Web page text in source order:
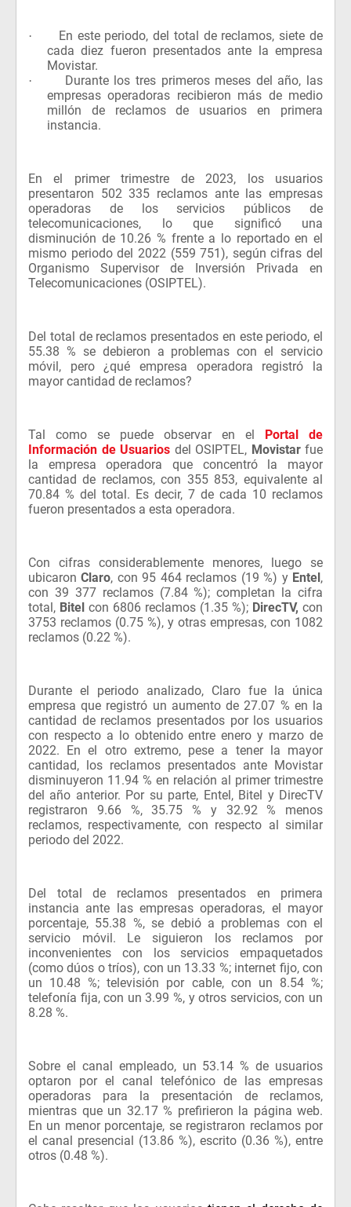
·
En este periodo, del total de reclamos, siete de
cada diez fueron presentados ante la empresa
Movistar.
·
Durante los tres primeros meses del año, las
empresas operadoras recibieron más de medio
millón de reclamos de usuarios en primera
instancia.
En el primer trimestre de 2023, los usuarios
presentaron 502 335 reclamos ante las empresas
operadoras de los servicios públicos de
telecomunicaciones, lo que significó una
disminución de 10.26 % frente a lo reportado en el
mismo periodo del 2022 (559 751), según cifras del
Organismo Supervisor de Inversión Privada en
Telecomunicaciones (OSIPTEL).
Del total de reclamos presentados en este periodo, el
55.38 % se debieron a problemas con el servicio
móvil, pero ¿qué empresa operadora registró la
mayor cantidad de reclamos?
Tal como se puede observar en el Portal de
Información de Usuarios del OSIPTEL, Movistarfue
la empresa operadora que concentró la mayor
cantidad de reclamos, con 355 853, equivalente al
70.84 % del total. Es decir, 7 de cada 10 reclamos
fueron presentados a esta operadora.
Con cifras considerablemente menores, luego se
ubicaronClaro, con 95 464 reclamos (19 %) yEntel,
con 39 377 reclamos (7.84 %); completan la cifra
total, Bitel con 6806 reclamos (1.35 %); DirecTV, con
3753 reclamos (0.75 %), y otras empresas, con 1082
reclamos (0.22 %).
Durante el periodo analizado, Claro fue la única
empresa que registró un aumento de 27.07 % en la
cantidad de reclamos presentados por los usuarios
con respecto a lo obtenido entre enero y marzo de
2022. En el otro extremo, pese a tener la mayor
cantidad, los reclamos presentados ante Movistar
disminuyeron 11.94 % en relación al primer trimestre
del año anterior. Por su parte, Entel, Bitel y DirecTV
registraron 9.66 %, 35.75 % y 32.92 % menos
reclamos, respectivamente, con respecto al similar
periodo del 2022.
Del total de reclamos presentados en primera
instancia ante las empresas operadoras, el mayor
porcentaje, 55.38 %, se debió a problemas con el
servicio móvil. Le siguieron los reclamos por
inconvenientes con los servicios empaquetados
(como dúos o tríos), con un 13.33 %; internet fijo, con
un 10.48 %; televisión por cable, con un 8.54 %;
telefonía fija, con un 3.99 %, y otros servicios, con un
8.28 %.
Sobre el canal empleado, un 53.14 % de usuarios
optaron por el canal telefónico de las empresas
operadoras para la presentación de reclamos,
mientras que un 32.17 % prefirieron la página web.
En un menor porcentaje, se registraron reclamos por
el canal presencial (13.86 %), escrito (0.36 %), entre
otros (0.48 %).